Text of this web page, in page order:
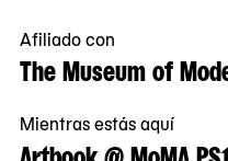
Afiliado con
The Museum of
Mientras estás aquí